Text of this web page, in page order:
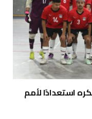
استعدادًا لأمم